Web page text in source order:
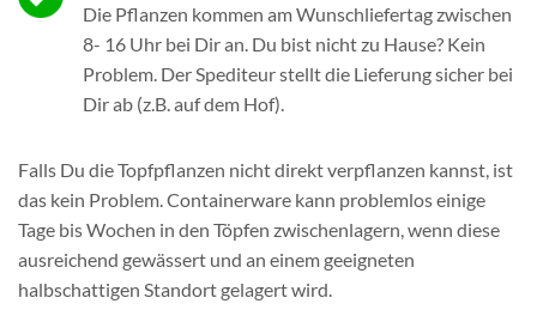
Die Pflanzen kommen am Wunschliefertag zwischen
8- 16 Uhr bei Dir an. Du bist nicht zu Hause? Kein
Problem. Der Spediteur stellt die Lieferung sicher bei
Dir ab (z.B. auf dem Hof).
Falls Du die Topfpflanzen nicht direkt verpflanzen kannst, ist
das kein Problem. Containerware kann problemlos einige
Tage bis Wochen in den Töpfen zwischenlagern, wenn diese
ausreichend gewässert und an einem geeigneten
halbschattigen Standort gelagert wird.